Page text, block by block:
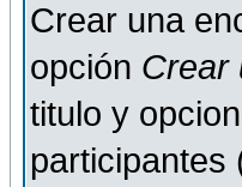
Crear una
opción Crear
titulo y
participantes